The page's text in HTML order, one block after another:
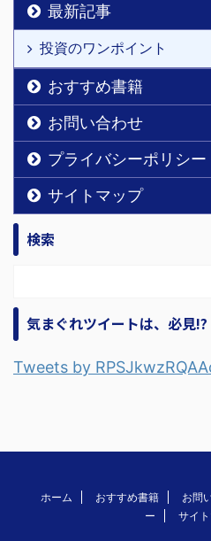
最新記事
投資のワンポイント
おすすめ書籍
お問い合わせ
プライバシーポリシー
サイトマップ
検索
気まぐれツイートは、必見!?
Tweets by
ホーム おすすめ書籍 お問
ー
サイ